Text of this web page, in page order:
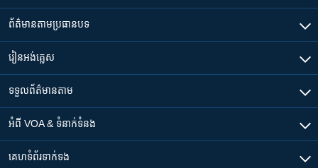
ព័ត៌មាន​តាមប្រធានបទ​
រៀន​​អង់គ្លេស
ទទួល​ព័ត៌មាន​តាម
អំពី​ VOA & ទំនាក់ទំនង
គេហទំព័រ​​ទាក់ទង